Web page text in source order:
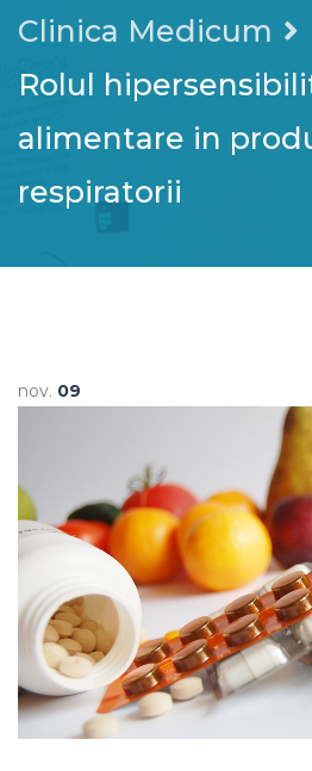
Clinica Medicum
Rolul
alimentare in
respiratorii
nov. 09